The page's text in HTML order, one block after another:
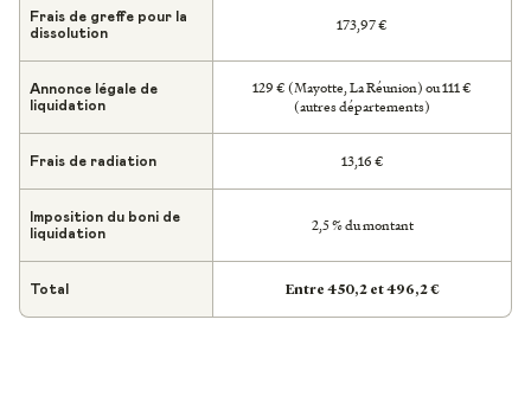
Frais de greffe pour la
dissolution
173,97 €
Annonce légale de
liquidation
129 € (Mayotte, La Réunion) ou 111 €
(autres départements)
Frais de radiation 13,16 €
Imposition du boni de
liquidation
2,5 % du montant
Total Entre 450,2 et 496,2 €